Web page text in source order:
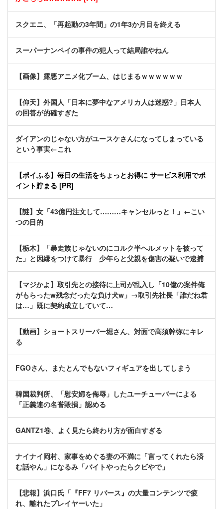
スクエニ、「再起動の3年間」の1年3か月目を終える
スーパーナンペイの事件の犯人って結局誰やねん
【画像】露悪アニメ化ブーム、はじまるｗｗｗｗｗｗ
【仰天】外国人「日本に夢中なアメリカ人は迷惑?」日本人
の回答が的確すぎた
ダイアンのじゃない方がユースケさんになってしまっている
という事実←これ
【ポイふる】毎日の生活をちょっとお得に サービス利用でポ
イント貯まる [PR]
【謎】女「43億円注文して………キャンセルっと！」←こい
つの目的
【栃木】「暴走族じゃないのにコルク半ヘルメットを被って
た」と因縁をつけて暴行 少年らと父親を傷害の疑いで逮捕
【マジかよ】取引先との接待に上司が乱入し「10億の案件俺
がもらったw残念だったな負け犬w」→取引先社長「誰だね君
は…」既に契約成立していて…
【動画】ショートスリーパー堀さん、対面で高須幹弥にキレ
る
FGOさん、またとんでもないフィギュアを出してしまう
韓国裁判所、「慰安婦を侮辱」したユーチューバーによる
「正義連の名誉毀損」認める
GANTZ1巻、よく見たら終わり方が面白すぎる
ナイナイ岡村、家事をめぐる妻の不満に「言ってくれたら済
む話やん」になるみ「バイトやったらクビやで」
【悲報】浜口氏「『FF7 リバース』の大量コンテンツで疲
れ、離れたプレイヤーいた」